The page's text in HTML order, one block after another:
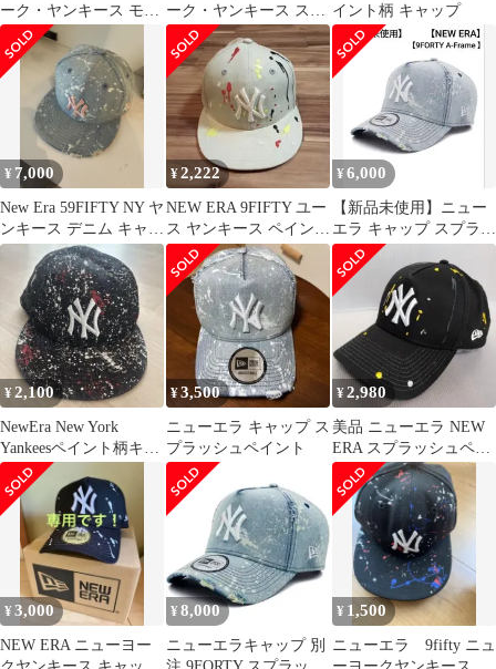
ーク・ヤンキース モデ
ル スプラッター キャッ
プ 黒
ーク・ヤンキース スプ
ラッターキャップ
New era
イント柄 キャップ
¥ 7,000
New Era 59FIFTY NY ヤ
ンキース デニム キャッ
プ
¥2,222
NEW ERA 9FIFTY ユー
ス ヤンキース ペイント
キャップ グレー
¥ 6,000
【新品未使用】ニュー
エラ キャップ スプラッ
シュペイント
ONSPOTZ別注
¥2,100
NewEra New York
Yankeesペイント柄キャ
ップ
¥3,500
ニューエラ キャップ ス
プラッシュペイント
¥2,980
美品 ニューエラ NEW
ERA スプラッシュペイ
ント ヤンキース ブラッ
ク
¥3,000
NEW ERA ニューヨー
¥ 8,000
ニューエラキャップ 別
¥ 1,500
ニューエラ 9fifty ニュ